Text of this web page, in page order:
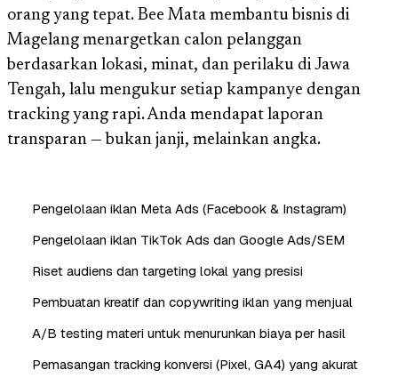
orang yang tepat. Bee Mata membantu bisnis di
Magelang menargetkan calon pelanggan
berdasarkan lokasi, minat, dan perilaku di Jawa
Tengah, lalu mengukur setiap kampanye dengan
tracking yang rapi. Anda mendapat laporan
transparan — bukan janji, melainkan angka.
Pengelolaan iklan Meta Ads (Facebook & Instagram)
Pengelolaan iklan TikTok Ads dan Google Ads/SEM
Riset audiens dan targeting lokal yang presisi
Pembuatan kreatif dan copywriting iklan yang menjual
A/B testing materi untuk menurunkan biaya per hasil
Pemasangan tracking konversi (Pixel, GA4) yang akurat